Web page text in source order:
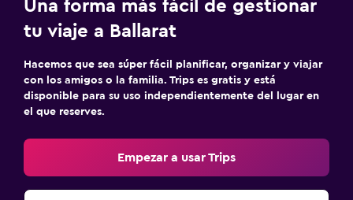
Una forma más fácil de gestionar
tu viaje a Ballarat
Hacemos que sea súper fácil planificar, organizar y viajar
con los amigos o la familia. Trips es gratis y está
disponible para su uso independientemente del lugar en
el que reserves.
Empezar a usar Trips